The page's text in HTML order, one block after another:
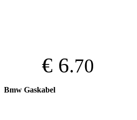
€ 6.70
Bmw Gaskabel